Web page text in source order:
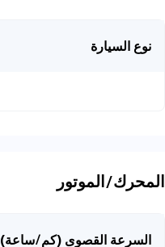
نوع السيارة
المحرك/الموتور
السرعة القصوى (كم/ساعة)